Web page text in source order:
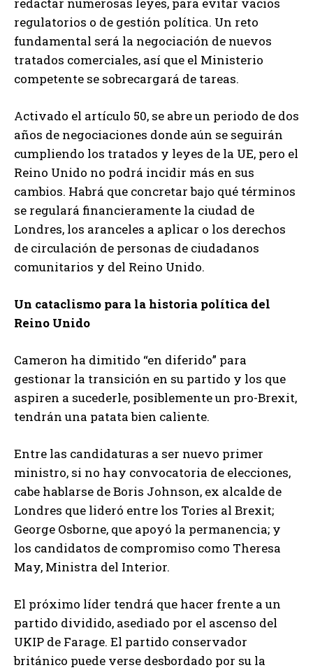
redactar numerosas leyes, para evitar vacíos
regulatorios o de gestión política. Un reto
fundamental será la negociación de nuevos
tratados comerciales, así que el Ministerio
competente se sobrecargará de tareas.
Activado el artículo 50, se abre un periodo de dos
años de negociaciones donde aún se seguirán
cumpliendo los tratados y leyes de la UE, pero el
Reino Unido no podrá incidir más en sus
cambios. Habrá que concretar bajo qué términos
se regulará financieramente la ciudad de
Londres, los aranceles a aplicar o los derechos
de circulación de personas de ciudadanos
comunitarios y del Reino Unido.
Un cataclismo para la historia política del
Reino Unido
Cameron ha dimitido “en diferido” para
gestionar la transición en su partido y los que
aspiren a sucederle, posiblemente un pro-Brexit,
tendrán una patata bien caliente.
Entre las candidaturas a ser nuevo primer
ministro, si no hay convocatoria de elecciones,
cabe hablarse de Boris Johnson, ex alcalde de
Londres que lideró entre los Tories al Brexit;
George Osborne, que apoyó la permanencia; y
los candidatos de compromiso como Theresa
May, Ministra del Interior.
El próximo líder tendrá que hacer frente a un
partido dividido, asediado por el ascenso del
UKIP de Farage. El partido conservador
británico puede verse desbordado por su la